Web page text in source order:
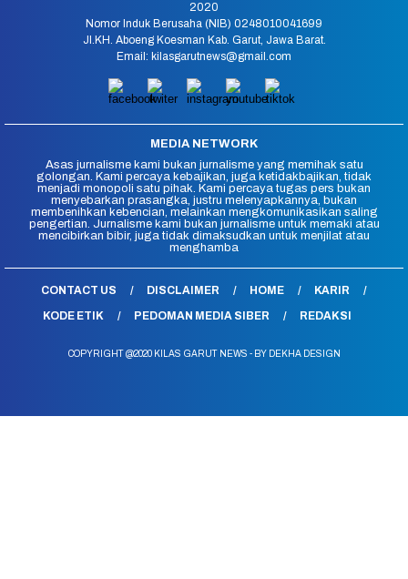
2020
Nomor Induk Berusaha (NIB) 0248010041699
Jl.KH. Aboeng Koesman Kab. Garut, Jawa Barat.
Email: kilasgarutnews@gmail.com
MEDIA NETWORK
Asas jurnalisme kami bukan jurnalisme yang memihak satu
golongan. Kami percaya kebajikan, juga ketidakbajikan, tidak
menjadi monopoli satu pihak. Kami percaya tugas pers bukan
menyebarkan prasangka, justru melenyapkannya, bukan
membenihkan kebencian, melainkan mengkomunikasikan saling
pengertian. Jurnalisme kami bukan jurnalisme untuk memaki atau
mencibirkan bibir, juga tidak dimaksudkan untuk menjilat atau
menghamba
CONTACT US DISCLAIMER HOME
KARIR
KODE ETIK
PEDOMAN MEDIA SIBER REDAKSI
COPYRIGHT @2020 KILAS GARUT NEWS - BY DEKHA DESIGN